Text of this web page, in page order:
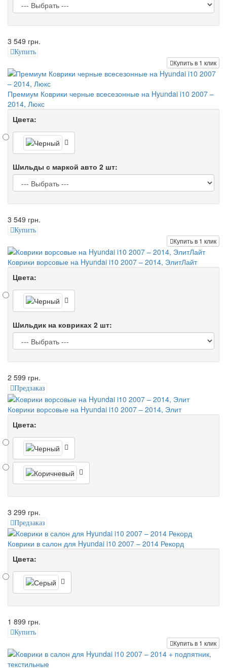
3 549 грн.
Купить
Купить в 1 клик
Премиум Коврики черные всесезонные на Hyundai i10 2007 –
2014, Люкс
Цвета:
Шильды с маркой авто 2 шт:
3 549 грн.
Купить
Купить в 1 клик
Коврики ворсовые на Hyundai i10 2007 – 2014, ЭлитЛайт
Цвета:
Шильдик на ковриках 2 шт:
2 599 грн.
Предзаказ
Коврики ворсовые на Hyundai i10 2007 – 2014, Элит
Цвета:
3 299 грн.
Предзаказ
Коврики в салон для Hyundai i10 2007 – 2014 Рекорд
Цвета:
1 899 грн.
Купить
Купить в 1 клик